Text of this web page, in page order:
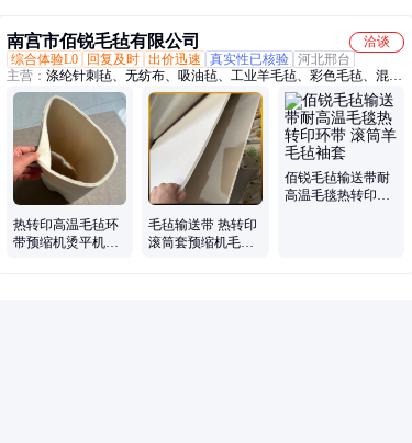
南宫市佰锐毛毡有限公司
洽谈
综合体验L0
回复及时 出价迅速 真实性已核验 河北邢台
主营： 涤纶针刺毡、无纺布、吸油毡、工业羊毛毡、彩色毛毡、混纺
羊毛毡、毛毡条、毛毡垫圈、背胶毛毡、毛毡筒、异形毛毡、吸油棉
热转印高温毛毡环
带预缩机烫平机毛
毛毡输送带 热转印
滚筒套预缩机毛毡
佰锐毛毡输送带耐
高温毛毯热转印环